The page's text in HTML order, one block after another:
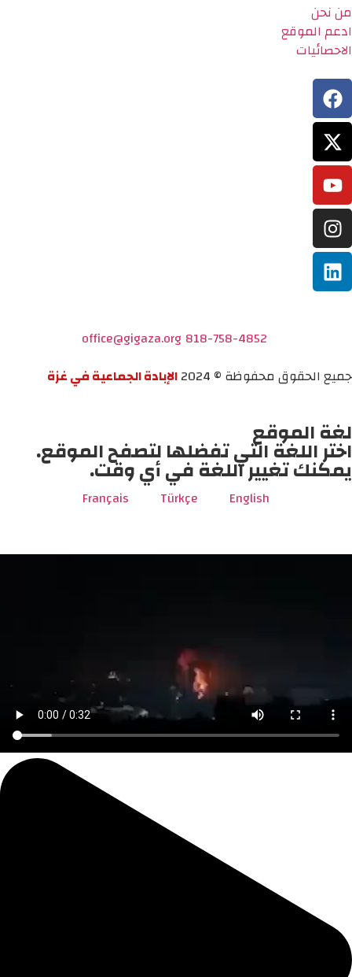
من نحن
ادعم الموقع
الاحصائيات
818-758-4852
office@gigaza.org
جميع الحقوق محفوظة © 2024
الإبادة الجماعية في غزة
لغة الموقع
اختر اللغة التي تفضلها لتصفح الموقع.
يمكنك تغيير اللغة في أي وقت.
English
Türkçe
Français